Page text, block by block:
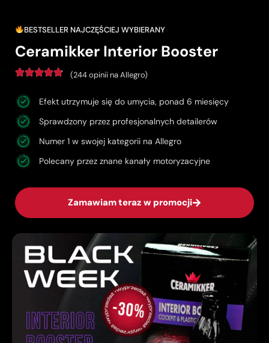
BESTSELLER NAJCZĘŚCIEJ WYBIERANY
Ceramikker Interior Booster
(244 opinii na Allegro)
Efekt utrzymuje się do umycia, ponad 6 miesięcy
Sprawdzony przez profesjonalnych detailerów
Numer 1 w swojej kategorii na Allegro
Polecany przez znane kanały motoryzacyjne
Zamawiam teraz w promocji